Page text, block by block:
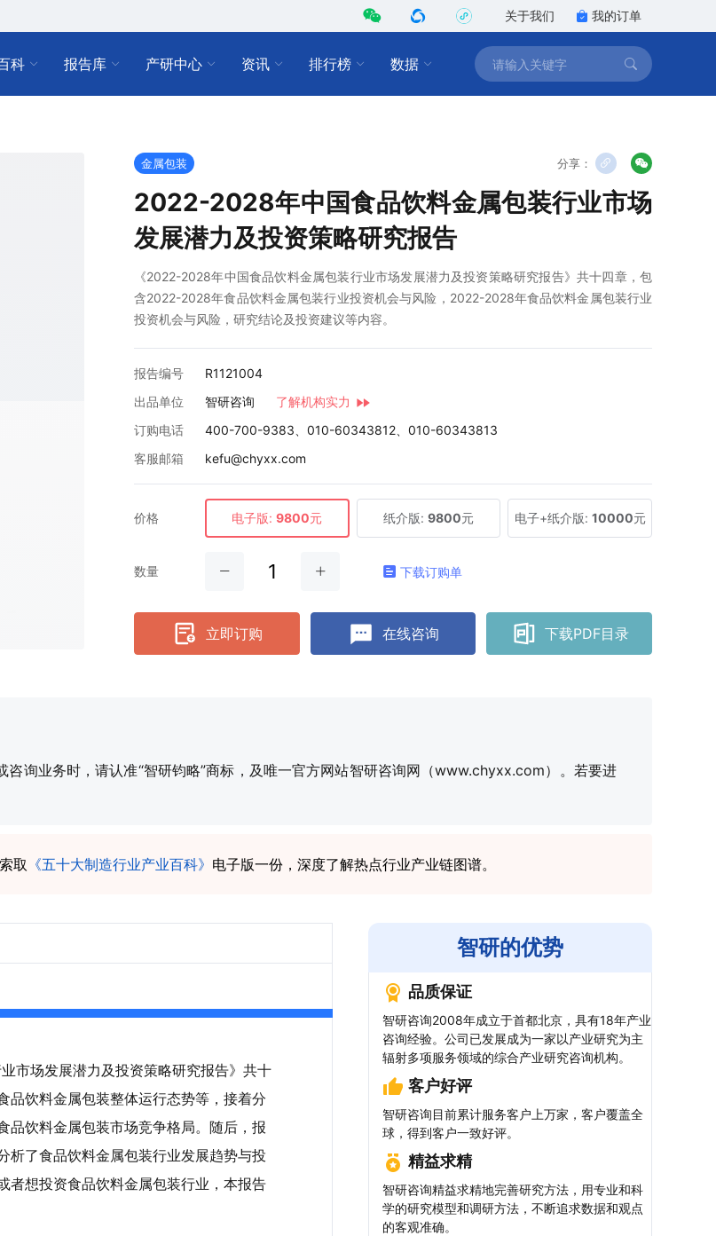
关于我们 我的订单
科 报告库 产研中心 资讯 排行榜 数据
金属包装 分享：
2022-2028年中国食品饮料金属包装行业市场
发展潜力及投资策略研究报告
《2022-2028年中国食品饮料金属包装行业市场发展潜力及投资策略研究报告》共十四章，包
含2022-2028年食品饮料金属包装行业投资机会与风险，2022-2028年食品饮料金属包装行业
投资机会与风险，研究结论及投资建议等内容。
报告编号
R1121004
出品单位
智研咨询
了解机构实力
订购电话
400-700-9383、010-60343812、010-60343813
客服邮箱
kefu@chyxx.com
价格 电子版: 9800元 纸介版: 9800元 电子+纸介版: 10000元
数量 下载订购单
立即订购 在线咨询 下载PDF目录
询业务时，请认准“智研钧略”商标，及唯一官方网站智研咨询网（www.chyxx.com）。若要进
取 《五十大制造行业产业百科》 电子版一份，深度了解热点行业产业链图谱。
市场发展潜力及投资策略研究报告》共十
品饮料金属包装整体运行态势等，接着分
品饮料金属包装市场竞争格局。随后，报
析了食品饮料金属包装行业发展趋势与投
者想投资食品饮料金属包装行业，本报告
智研的优势
品质保证
智研咨询2008年成立于首都北京，具有18年产业
咨询经验。公司已发展成为一家以产业研究为主
辐射多项服务领域的综合产业研究咨询机构。
客户好评
智研咨询目前累计服务客户上万家，客户覆盖全
球，得到客户一致好评。
精益求精
智研咨询精益求精地完善研究方法，用专业和科
学的研究模型和调研方法，不断追求数据和观点
的客观准确。